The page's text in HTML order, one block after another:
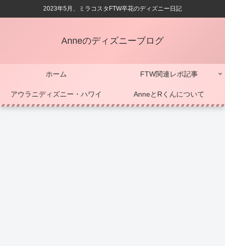
2023年5月、ミラコスタFTW卒花のディズニー日記
Anneのディズニーブログ
ホーム FTW関連レポ記事
アウラニディズニー・ハワイ AnneとRくんについて